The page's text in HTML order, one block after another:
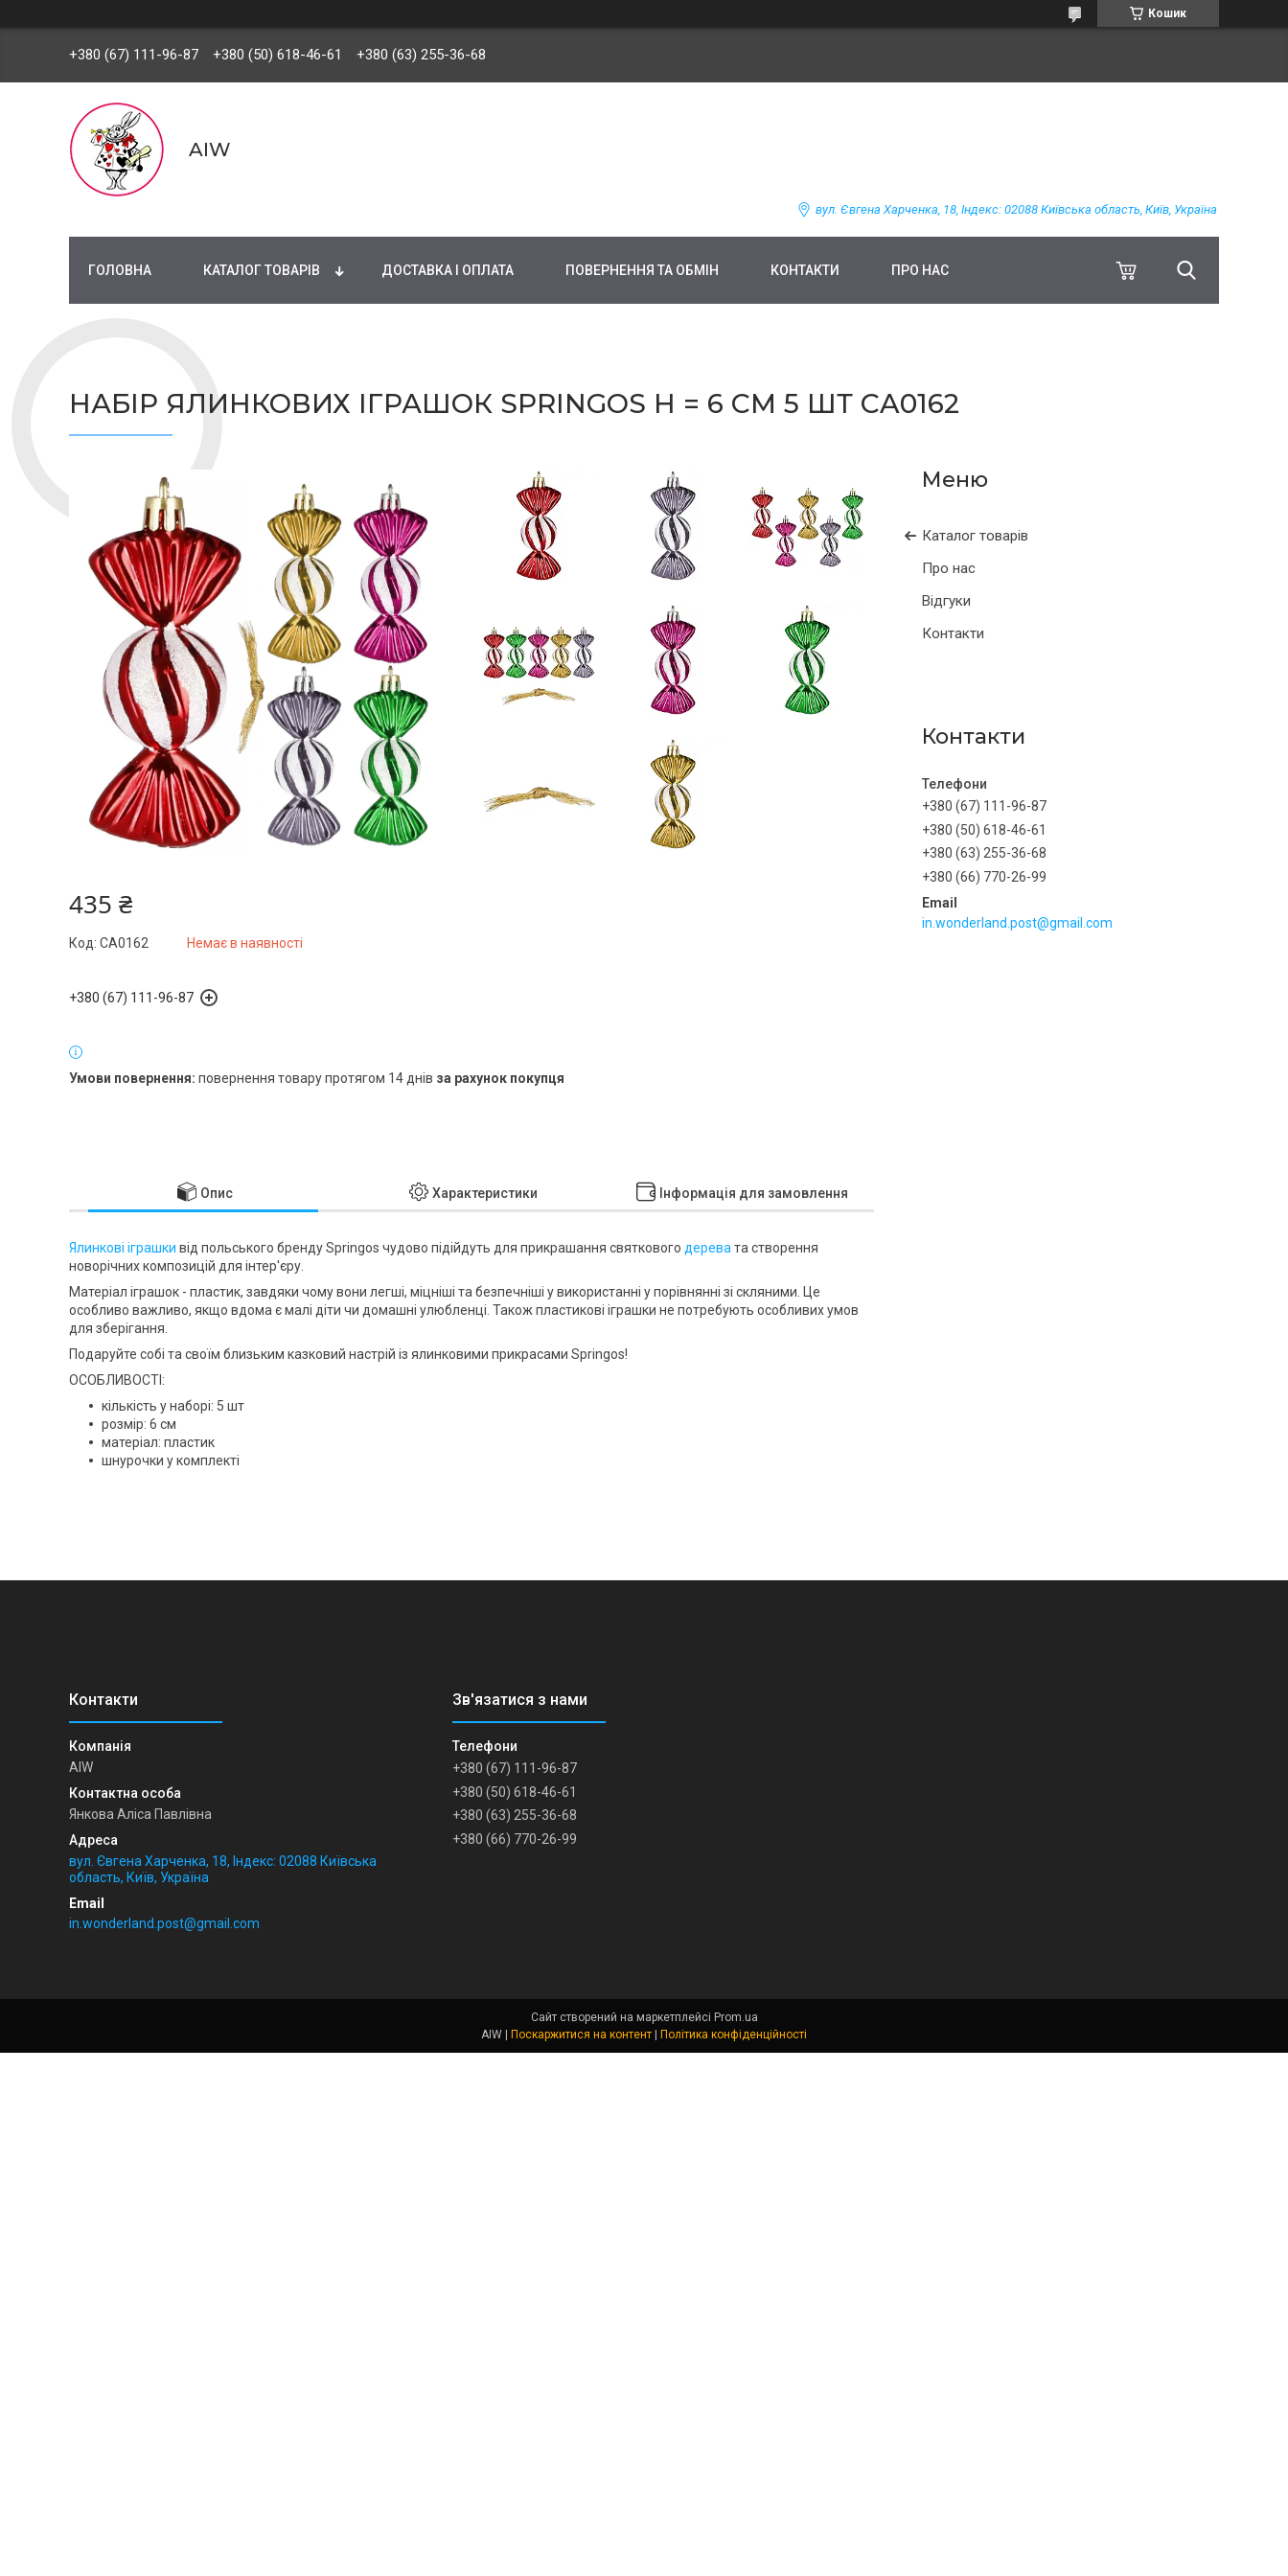
Кошик
+380 (67) 111-96-87 +380 (50) 618-46-61 +380 (63) 255-36-68
AIW
вул. Євгена Харченка, 18, Індекс: 02088 Київська область, Київ, Україна
ГОЛОВНА КАТАЛОГ ТОВАРІВ ДОСТАВКА І ОПЛАТА ПОВЕРНЕННЯ ТА ОБМІН КОНТАКТИ ПРО НАС
НАБІР ЯЛИНКОВИХ ІГРАШОК SPRINGOS H = 6 СМ 5 ШТ CA0162
Каталог товарів
Про нас
Відгуки
Контакти
Контакти
+380 (67) 111-96-87
+380 (50) 618-46-61
+380 (63) 255-36-68
+380 (66) 770-26-99
in.wonderland.post@gmail.com
435 ₴
Немає в наявності
Код: CA0162
+380 (67) 111-96-87
повернення товару протягом 14 днів за рахунок покупця
Опис Характеристики Інформація для замовлення
Ялинкові іграшки від польського брендуSpringos чудово підійдуть для прикрашання святкового дерева та створення
новорічних композицій для інтер'єру.
Матеріал іграшок - пластик, завдяки чому вони легші, міцніші та безпечніші у використанні у порівнянні зі скляними. Це
особливо важливо, якщо вдома є малі діти чи домашні улюбленці. Також пластикові іграшки не потребують особливих умов
для зберігання.
Подаруйте собі та своїм близьким казковий настрій із ялинковими прикрасами Springos!
ОСОБЛИВОСТІ:
кількість у наборі: 5 шт
розмір: 6 см
матеріал: пластик
шнурочки у комплекті
AIW
Янкова Аліса Павлівна
вул. Євгена Харченка, 18, Індекс: 02088 Київська
область, Київ, Україна
in.wonderland.post@gmail.com
+380 (67) 111-96-87
+380 (50) 618-46-61
+380 (63) 255-36-68
+380 (66) 770-26-99
Сайт створений на маркетплейсі Prom.ua
Поскаржитися на контент Політика конфіденційності